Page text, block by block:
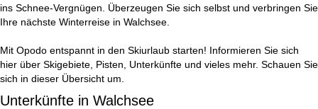
e
i
t
ins Schnee-Vergnügen. Überzeugen Sie sich selbst und verbringen Sie
Ihre nächste Winterreise in Walchsee.
Mit Opodo entspannt in den Skiurlaub starten! Informieren Sie sich
hier über Skigebiete, Pisten, Unterkünfte und vieles mehr. Schauen Sie
sich in dieser Übersicht um.
Unterkünfte in Walchsee